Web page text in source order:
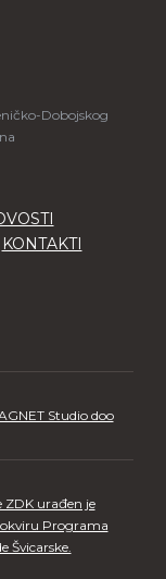
Dobojskog
KONTAKTI
Studio doo
ZDK urađen je
Programa
Švicarske.